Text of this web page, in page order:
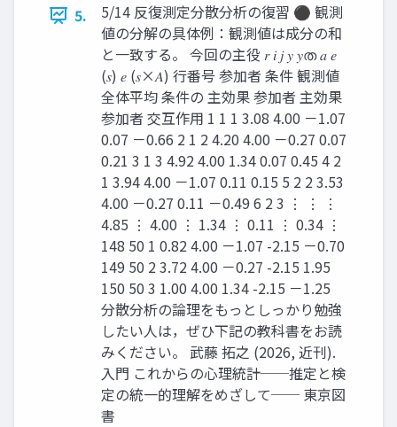
5.
5/14 反復測定分散分析の復習 ⚫ 観測
値の分解の具体例：観測値は成分の和
と一致する。 今回の主役 𝑟 𝑖 𝑗 𝑦 𝑦ത 𝑎 𝑒
(𝑠) 𝑒 (𝑠×𝐴) 行番号 参加者 条件 観測値
全体平均 条件の 主効果 参加者 主効果
参加者 交互作用 1 1 1 3.08 4.00 －1.07
0.07 －0.66 2 1 2 4.20 4.00 －0.27 0.07
0.21 3 1 3 4.92 4.00 1.34 0.07 0.45 4 2
1 3.94 4.00 －1.07 0.11 0.15 5 2 2 3.53
4.00 －0.27 0.11 －0.49 6 2 3 ⋮ ⋮ ⋮
4.85 ⋮ 4.00 ⋮ 1.34 ⋮ 0.11 ⋮ 0.34 ⋮
148 50 1 0.82 4.00 －1.07 -2.15 －0.70
149 50 2 3.72 4.00 －0.27 -2.15 1.95
150 50 3 1.00 4.00 1.34 -2.15 －1.25
分散分析の論理をもっとしっかり勉強
したい人は，ぜひ下記の教科書をお読
みください。 武藤 拓之 (2026, 近刊).
入門 これからの心理統計──推定と検
定の統一的理解をめざして── 東京図
書